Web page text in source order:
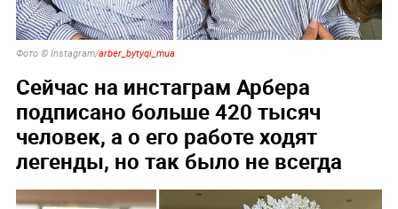
Фото © Instagram/arber_bytyqi_mua
Сейчас на инстаграм Арбера
подписано больше 420 тысяч
человек, а о его работе ходят
легенды, но так было не всегда